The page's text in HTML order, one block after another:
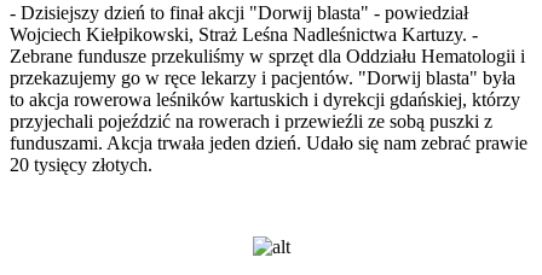
- Dzisiejszy dzień to finał akcji "Dorwij blasta" - powiedział
Wojciech Kiełpikowski, Straż Leśna Nadleśnictwa Kartuzy. -
Zebrane fundusze przekuliśmy w sprzęt dla Oddziału Hematologii i
przekazujemy go w ręce lekarzy i pacjentów. "Dorwij blasta" była
to akcja rowerowa leśników kartuskich i dyrekcji gdańskiej, którzy
przyjechali pojeździć na rowerach i przewieźli ze sobą puszki z
funduszami. Akcja trwała jeden dzień. Udało się nam zebrać prawie
20 tysięcy złotych.